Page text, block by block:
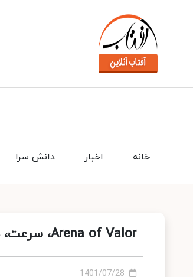
دانش سرا اخبار خانه
Arena of Valor، سرعت، هیجان، اعتیاد!
1401/07/28